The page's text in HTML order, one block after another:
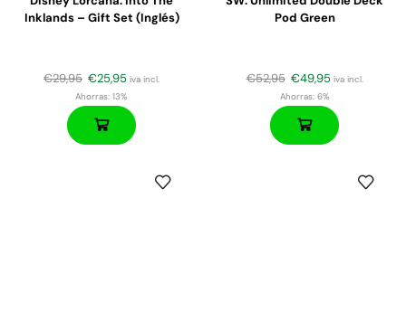
Inklands – Gift Set (Inglés)
€29,95 €25,95 iva incl.
Ahorras: 13%
Pod Green
€52,95 €49,95 iva incl.
Ahorras:6%